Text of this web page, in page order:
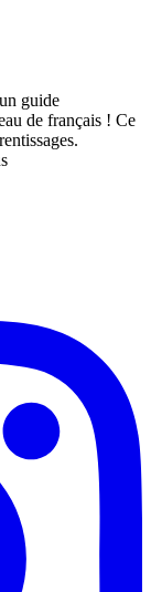
guide
de français ! Ce